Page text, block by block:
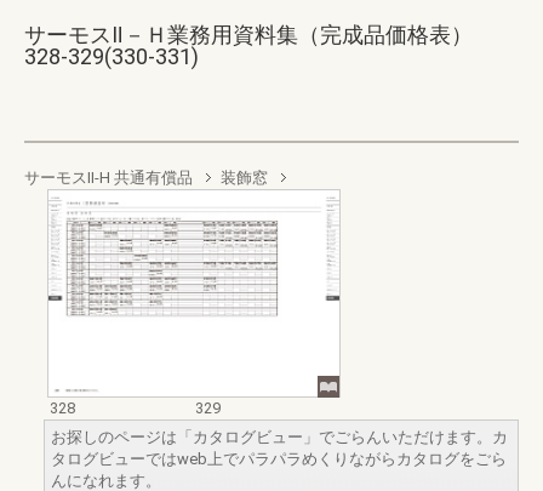
サーモスⅡ－Ｈ業務用資料集（完成品価格表）
328-329(330-331)
サーモスII-H 共通有償品 装飾窓
328
329
お探しのページは「カタログビュー」でごらんいただけます。カ
タログビューではweb上でパラパラめくりながらカタログをごら
んになれます。